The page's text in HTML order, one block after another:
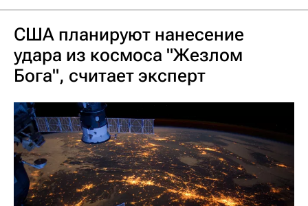
США планируют нанесение
удара из космоса "Жезлом
Бога", считает эксперт